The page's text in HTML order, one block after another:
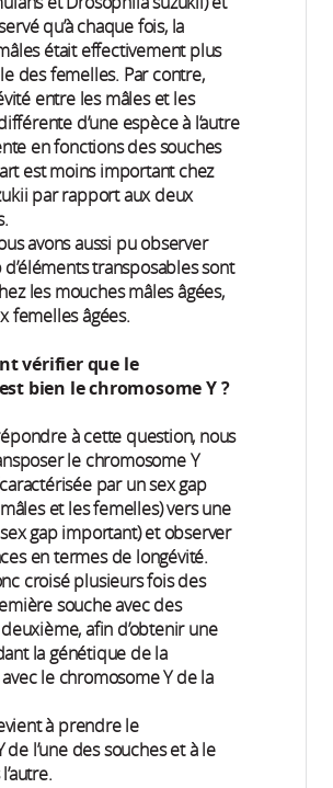
qu’à chaque fois, la
était effectivement plus
des femelles. Par contre,
entre les mâles et les
d’une espèce à l’autre
en fonctions des souches
est moins important chez
par rapport aux deux
avons aussi pu observer
transposables sont
les mouches mâles âgées,
femelles âgées.
vérifier que le
bien le chromosome Y ?
à cette question, nous
le chromosome Y
par un sex gap
et les femelles) vers une
gap important) et observer
en termes de longévité.
croisé plusieurs fois des
souche avec des
afin d’obtenir une
la génétique de la
le chromosome Y de la
à prendre le
l’une des souches et à le